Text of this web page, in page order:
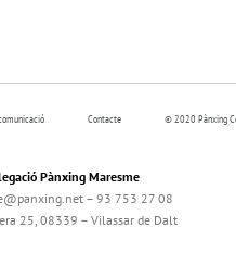
Contacte © 2020 Pànxing
Pànxing Maresme
– 93 753 27 08
25, 08339 – Vilassar de Dalt